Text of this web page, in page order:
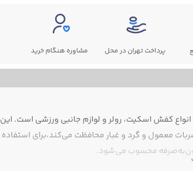
پرداخت تهران در محل مشاوره هنگام خرید
کفش اسکیت، رولر و لوازم جانبی ورزشی است. این
معمول و گرد و غبار محافظت می‌کند،برای استفاده
محسوب می‌شود.